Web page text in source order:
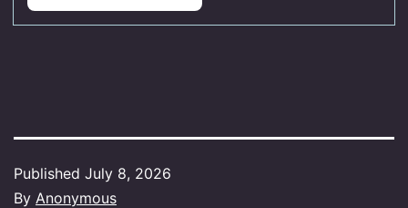
Published July 8, 2026
By Anonymous